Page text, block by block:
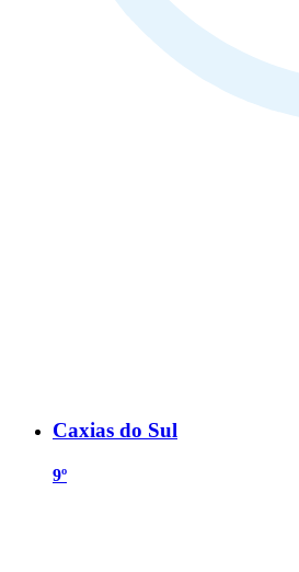
Caxias do Sul
9º